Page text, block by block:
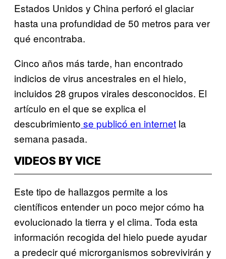
Estados Unidos y China perforó el glaciar
hasta una profundidad de 50 metros para ver
qué encontraba.
Cinco años más tarde, han encontrado
indicios de virus ancestrales en el hielo,
incluidos 28 grupos virales desconocidos. El
artículo en el que se explica el
descubrimiento se publicó en internet la
semana pasada.
VIDEOS BY VICE
Este tipo de hallazgos permite a los
científicos entender un poco mejor cómo ha
evolucionado la tierra y el clima. Toda esta
información recogida del hielo puede ayudar
a predecir qué microrganismos sobrevivirán y